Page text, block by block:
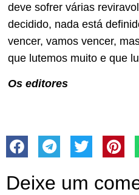
deve sofrer várias
decidido, nada está
vencer, vamos vencer,
que lutemos muito e que
Os editores
Deixe um